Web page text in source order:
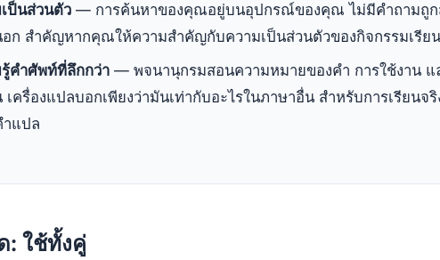
ป็นส่วนตัว — การค้นหาของคุณอยู่บนอุปกรณ์ของคุณ ไม่มีคำถามถูกส่
ก สำคัญหากคุณให้ความสำคัญกับความเป็นส่วนตัวของกิจกรรมเรีย
คำศัพท์ที่ลึกกว่า — พจนานุกรมสอนความหมายของคำ การใช้งาน
เครื่องแปลบอกเพียงว่ามันเท่ากับอะไรในภาษาอื่น สำหรับการเรียนจ
แปล
: ใช้ทั้งคู่